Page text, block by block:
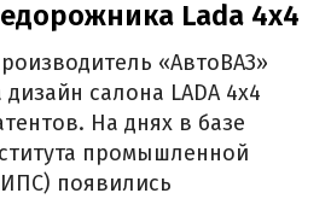
Lada 4x4
«АвтоВАЗ»
салона LADA 4x4
На днях в базе
промышленной
появились